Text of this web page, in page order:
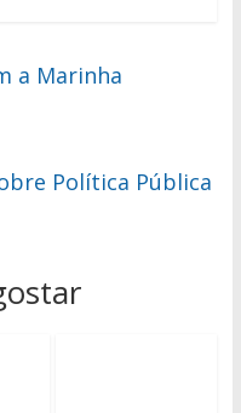
a Marinha
Política Pública